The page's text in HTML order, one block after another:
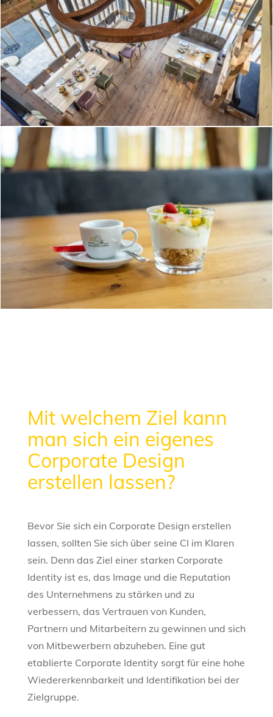
Mit welchem Ziel kann
man sich ein eigenes
Corporate Design
erstellen lassen?
Bevor Sie sich ein Corporate Design erstellen
lassen, sollten Sie sich über seine CI im Klaren
sein. Denn das Ziel einer starken Corporate
Identity ist es, das Image und die Reputation
des Unternehmens zu stärken und zu
verbessern, das Vertrauen von Kunden,
Partnern und Mitarbeitern zu gewinnen und sich
von Mitbewerbern abzuheben. Eine gut
etablierte Corporate Identity sorgt für eine hohe
Wiedererkennbarkeit und Identifikation bei der
Zielgruppe.